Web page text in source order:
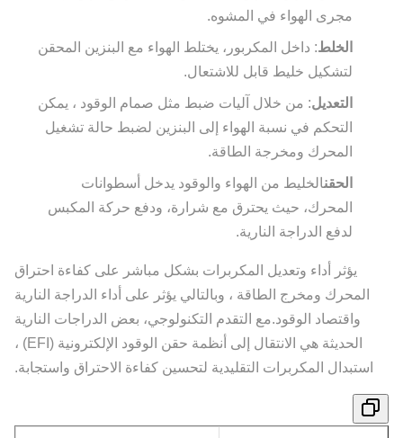
مجرى الهواء في المشوه.
الخلط: داخل المكربور، يختلط الهواء مع البنزين المحقن
لتشكيل خليط قابل للاشتعال.
التعديل: من خلال آليات ضبط مثل صمام الوقود ، يمكن
التحكم في نسبة الهواء إلى البنزين لضبط حالة تشغيل
المحرك ومخرجة الطاقة.
الحقنالخليط من الهواء والوقود يدخل أسطوانات
المحرك، حيث يحترق مع شرارة، ودفع حركة المكبس
لدفع الدراجة النارية.
يؤثر أداء وتعديل المكربرات بشكل مباشر على كفاءة احتراق
المحرك ومخرج الطاقة ، وبالتالي يؤثر على أداء الدراجة النارية
واقتصاد الوقود.مع التقدم التكنولوجي، بعض الدراجات النارية
الحديثة هي الانتقال إلى أنظمة حقن الوقود الإلكترونية (EFI) ،
استبدال المكربرات التقليدية لتحسين كفاءة الاحتراق واستجابة.